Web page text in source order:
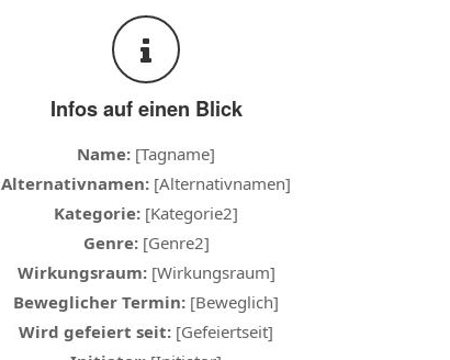
Infos auf einen Blick
Name: [Tagname]
Alternativnamen: [Alternativnamen]
Kategorie: [Kategorie2]
Genre:[Genre2]
Wirkungsraum:[Wirkungsraum]
Beweglicher Termin: [Beweglich]
Wird gefeiert seit: [Gefeiertseit]